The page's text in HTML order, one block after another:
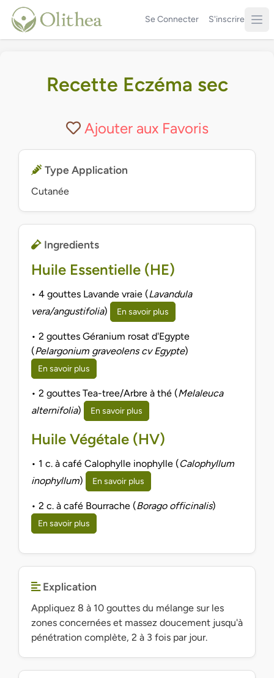
Se Connecter S'inscrire
Recette Eczéma sec
Ajouter aux Favoris
Type Application
Cutanée
Ingredients
Huile Essentielle (HE)
• 4 gouttes Lavande vraie (Lavandula
vera/angustifolia) En savoir plus
• 2 gouttes Géranium rosat d'Egypte
(Pelargonium graveolens cv Egypte)
En savoir plus
• 2 gouttes Tea-tree/Arbre à thé (Melaleuca
alternifolia) En savoir plus
Huile Végétale (HV)
• 1 c. à café Calophylle inophylle (Calophyllum
inophyllum) En savoir plus
• 2 c. à café Bourrache (Borago officinalis)
En savoir plus
Explication
Appliquez 8 à 10 gouttes du mélange sur les
zones concernées et massez doucement jusqu'à
pénétration complète, 2 à 3 fois par jour.